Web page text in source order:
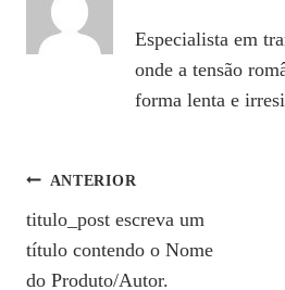
Especialista em
onde a tensão
forma lenta e
Navegação
De
ANTERIOR
titulo_post escreva um
título contendo o Nome
do Produto/Autor.